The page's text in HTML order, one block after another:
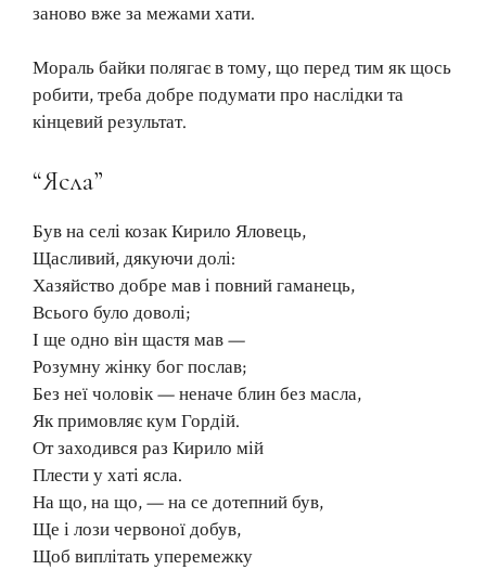
заново вже за межами хати.
Мораль байки полягає в тому, що перед тим як щось
робити, треба добре подумати про наслідки та
кінцевий результат.
“Ясла”
Був на селі козак Кирило Яловець,
Щасливий, дякуючи долі:
Хазяйство добре мав і повний гаманець,
Всього було доволі;
І ще одно він щастя мав —
Розумну жінку бог послав;
Без неї чоловік — неначе блин без масла,
Як примовляє кум Гордій.
От заходився раз Кирило мій
Плести у хаті ясла.
На що, на що, — на се дотепний був,
Ще і лози червоної добув,
Щоб виплітать уперемежку